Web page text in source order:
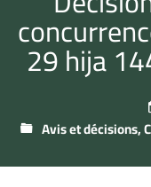
29 hija
Avis et décisions,